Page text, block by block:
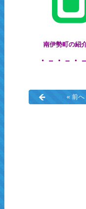
南伊勢町
・－・－・
« 前へ